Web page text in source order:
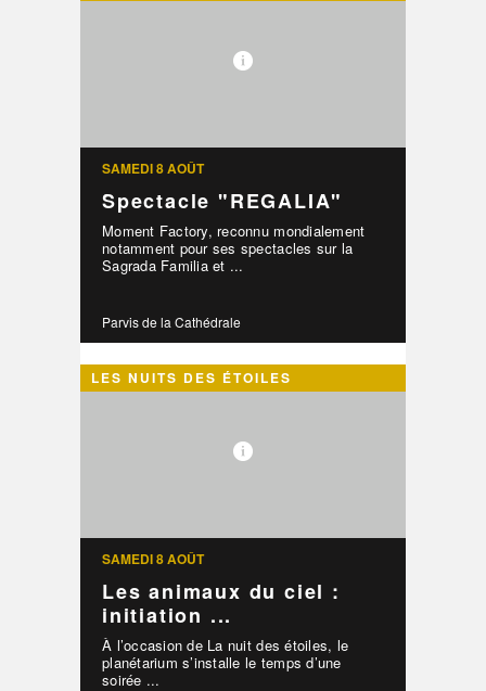
SAMEDI 8 AOÛT
Spectacle "REGALIA"
Moment Factory, reconnu mondialement
notamment pour ses spectacles sur la
Sagrada Familia et ...
Parvis de la Cathédrale
LES NUITS DES ÉTOILES
SAMEDI 8 AOÛT
Les animaux du ciel :
initiation ...
À l’occasion de La nuit des étoiles, le
planétarium s’installe le temps d’une
soirée ...